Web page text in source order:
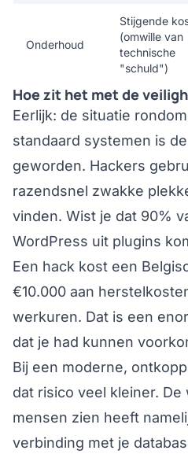
Onderhoud
Stijgende
(omwille van
technische
"schuld")
Hoe zit het met de
Eerlijk: de situatie
standaard systemen is
geworden. Hackers
razendsnel zwakke
vinden. Wist je dat 90%
WordPress uit plugins
Een hack kost een
€10.000 aan
werkuren. Dat is een
dat je had kunnen
Bij een moderne,
dat risico veel kleiner. De
mensen zien heeft
verbinding met je